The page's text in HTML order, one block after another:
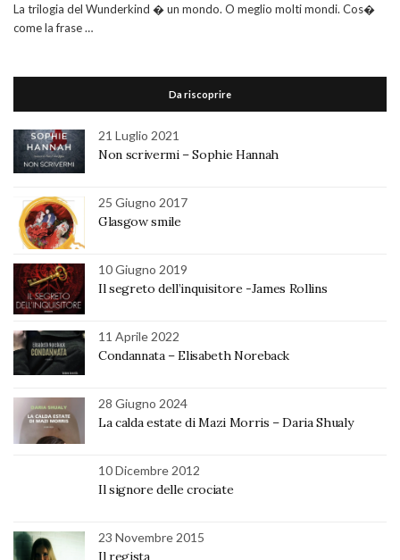
La trilogia del Wunderkind � un mondo. O meglio molti mondi. Cos�
come la frase …
Da riscoprire
21 Luglio 2021
Non scrivermi – Sophie Hannah
25 Giugno 2017
Glasgow smile
10 Giugno 2019
Il segreto dell’inquisitore -James Rollins
11 Aprile 2022
Condannata – Elisabeth Noreback
28 Giugno 2024
La calda estate di Mazi Morris – Daria Shualy
10 Dicembre 2012
Il signore delle crociate
23 Novembre 2015
Il regista